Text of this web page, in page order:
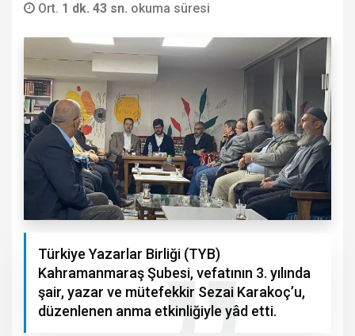
Ort. 1 dk. 43 sn. okuma süresi
Türkiye Yazarlar Birliği (TYB)
Kahramanmaraş Şubesi, vefatının 3. yılında
şair, yazar ve mütefekkir Sezai Karakoç’u,
düzenlenen anma etkinliğiyle yâd etti.